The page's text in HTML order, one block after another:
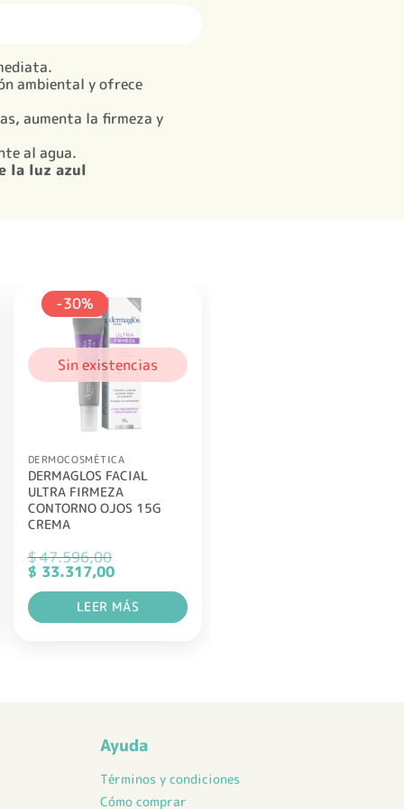
ambiental y ofrece
aumenta la firmeza y
al agua.
la luz azul
-30%
Sin existencias
DERMOCOSMÉTICA
DERMAGLOS FACIAL
ULTRA FIRMEZA
CONTORNO OJOS 15G
CREMA
$47.596,00
El
precio
original
era:
$ 47.596,00.
$ 33.317,00El
precio
actual
es:
$ 33.317,00.
LEER MÁS
Ayuda
Términos y condiciones
Cómo comprar